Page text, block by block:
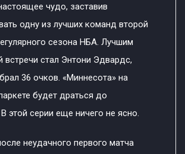
чудо, заставив
одну из лучших команд второй
сезона НБА. Лучшим
встречи стал Энтони Эдвардс,
36 очков. «Миннесота» на
будет драться до
этой серии еще ничего не ясно.
неудачного первого матча